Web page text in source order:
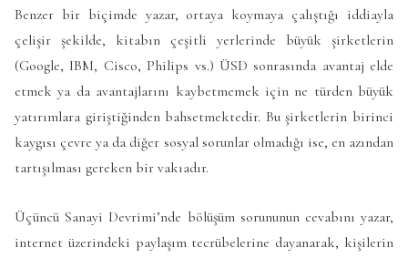
Benzer bir biçimde yazar, ortaya koymaya çalıştığı iddiayla
çelişir şekilde, kitabın çeşitli yerlerinde büyük şirketlerin
(Google, IBM, Cisco, Philips vs.) ÜSD sonrasında avantaj elde
etmek ya da avantajlarını kaybetmemek için ne türden büyük
yatırımlara giriştiğinden bahsetmektedir. Bu şirketlerin birinci
kaygısı çevre ya da diğer sosyal sorunlar olmadığı ise, en azından
tartışılması gereken bir vakıadır.
Üçüncü Sanayi Devrimi’nde bölüşüm sorununun cevabını yazar,
internet üzerindeki paylaşım tecrübelerine dayanarak, kişilerin